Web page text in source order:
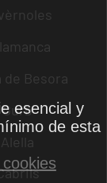
de Besora
Gurb
Alella
esencial y
de esta